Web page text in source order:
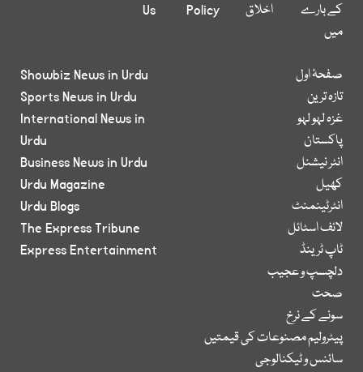
کے بارے
میں
اخلاق
Policy
Us
صفحۂ اول
تازہ ترین
غزہ لہو لہو
پاکستان
انٹر نیشنل
کھیل
انٹرٹینمنٹ
لائف اسٹائل
ٹاپ ٹرینڈ
دلچسپ و عجیب
صحت
سونے کے نرخ
پیٹرولیم مصنوعات کی قیمتیں
سائنس و ٹیکنالوجی
Showbiz News in Urdu
Sports News in Urdu
International News in
Urdu
Business News in Urdu
Urdu Magazine
Urdu Blogs
The Express Tribune
Express Entertainment